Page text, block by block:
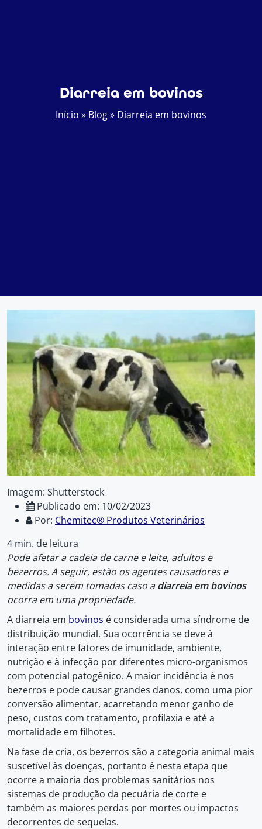
Diarreia em bovinos
Início » Blog» Diarreia em bovinos
Imagem: Shutterstock
Publicado em: 10/02/2023
Por: Chemitec® Produtos Veterinários
4 min. de leitura
Pode afetar a cadeia de carne e leite, adultos e
bezerros. A seguir, estão os agentes causadores e
medidas a serem tomadas caso adiarreia em bovinos
ocorra em uma propriedade.
A diarreia em bovinos é considerada uma síndrome de
distribuição mundial. Sua ocorrência se deve à
interação entre fatores de imunidade, ambiente,
nutrição e à infecção por diferentes micro-organismos
com potencial patogênico. A maior incidência é nos
bezerros e pode causar grandes danos, como uma pior
conversão alimentar, acarretando menor ganho de
peso, custos com tratamento, profilaxia e até a
mortalidade em filhotes.
Na fase de cria, os bezerros são a categoria animal mais
suscetível às doenças, portanto é nesta etapa que
ocorre a maioria dos problemas sanitários nos
sistemas de produção da pecuária de corte e
também as maiores perdas por mortes ou impactos
decorrentes de sequelas.